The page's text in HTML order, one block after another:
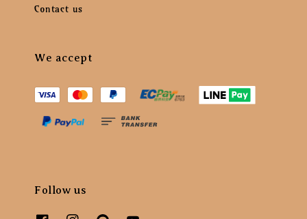
Contact us
We accept
Follow us